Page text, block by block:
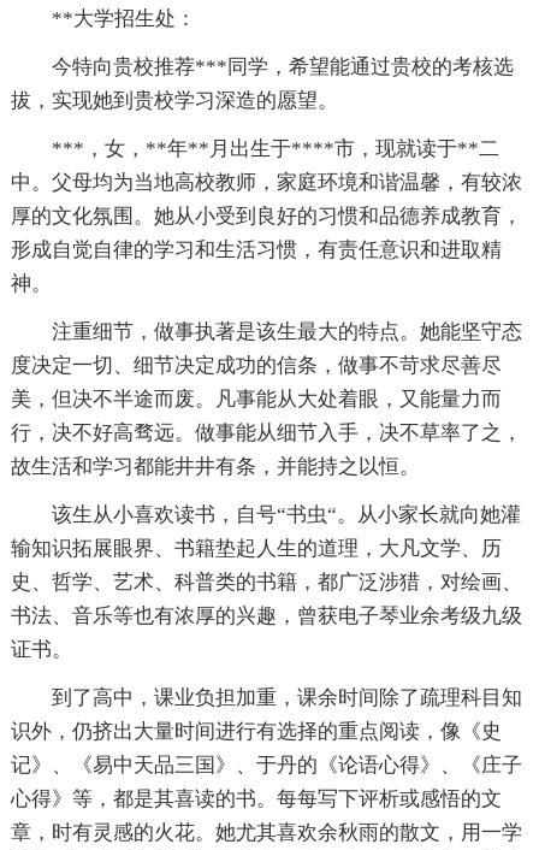
**大学招生处：
今特向贵校推荐***同学，希望能通过贵校的考核选
拔，实现她到贵校学习深造的愿望。
***，女，**年**月出生于****市，现就读于**二
中。父母均为当地高校教师，家庭环境和谐温馨，有较浓
厚的文化氛围。她从小受到良好的习惯和品德养成教育，
形成自觉自律的学习和生活习惯，有责任意识和进取精
神。
注重细节，做事执著是该生最大的特点。她能坚守态
度决定一切、细节决定成功的信条，做事不苛求尽善尽
美，但决不半途而废。凡事能从大处着眼，又能量力而
行，决不好高骛远。做事能从细节入手，决不草率了之，
故生活和学习都能井井有条，并能持之以恒。
该生从小喜欢读书，自号“书虫“。从小家长就向她灌
输知识拓展眼界、书籍垫起人生的道理，大凡文学、历
史、哲学、艺术、科普类的书籍，都广泛涉猎，对绘画、
书法、音乐等也有浓厚的兴趣，曾获电子琴业余考级九级
证书。
到了高中，课业负担加重，课余时间除了疏理科目知
识外，仍挤出大量时间进行有选择的重点阅读，像《史
记》、《易中天品三国》、于丹的《论语心得》、《庄子
心得》等，都是其喜读的书。每每写下评析或感悟的文
章，时有灵感的火花。她尤其喜欢余秋雨的散文，用一学